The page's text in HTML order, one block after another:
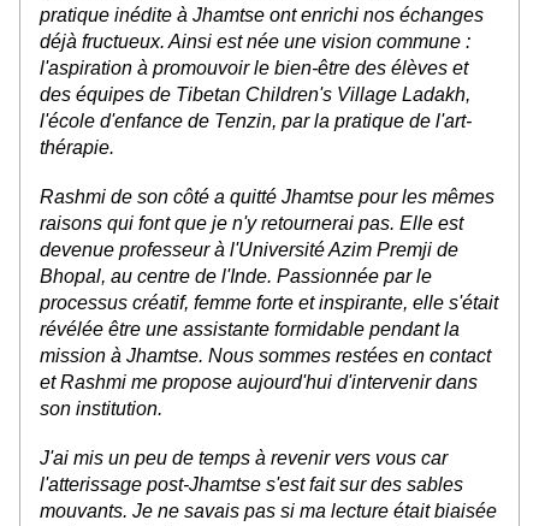
pratique inédite à Jhamtse ont enrichi nos échanges
déjà fructueux. Ainsi est née une vision commune :
l'aspiration à promouvoir le bien-être des élèves et
des équipes de Tibetan Children's Village Ladakh,
l'école d'enfance de Tenzin, par la pratique de l'art-
thérapie.
Rashmi de son côté a quitté Jhamtse pour les mêmes
raisons qui font que je n'y retournerai pas. Elle est
devenue professeur à l'Université Azim Premji de
Bhopal, au centre de l'Inde. Passionnée par le
processus créatif, femme forte et inspirante, elle s'était
révélée être une assistante formidable pendant la
mission à Jhamtse. Nous sommes restées en contact
et Rashmi me propose aujourd'hui d'intervenir dans
son institution.
J'ai mis un peu de temps à revenir vers vous car
l'atterissage post-Jhamtse s'est fait sur des sables
mouvants. Je ne savais pas si ma lecture était biaisée